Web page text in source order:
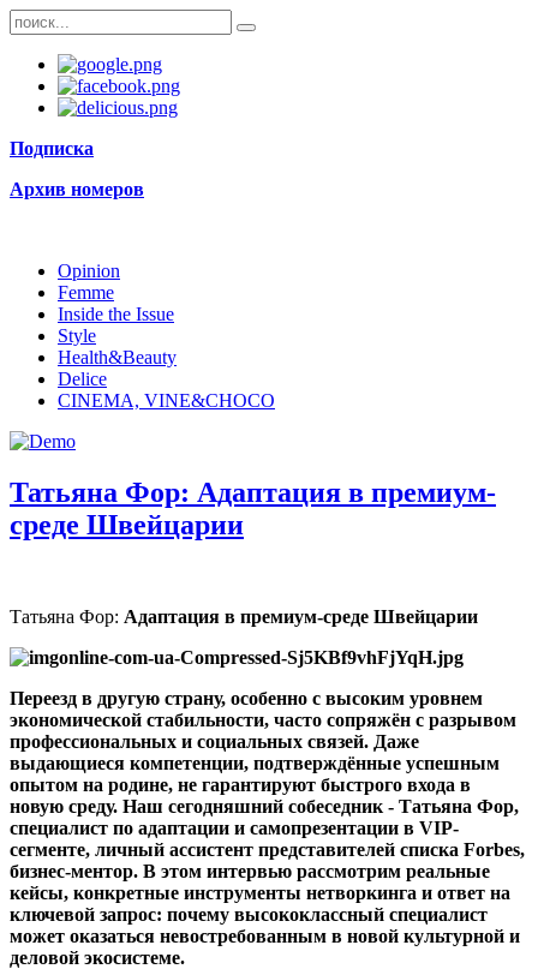
Подписка
Архив номеров
Opinion
Femme
Inside the Issue
Style
Health&Beauty
Delice
CINEMA, VINE&CHOCO
Татьяна Фор: Адаптация в премиум-
среде Швейцарии
Татьяна Фор: Адаптация в премиум-среде Швейцарии
Переезд в другую страну, особенно с высоким уровнем
экономической стабильности, часто сопряжён с разрывом
профессиональных и социальных связей. Даже
выдающиеся компетенции, подтверждённые успешным
опытом на родине, не гарантируют быстрого входа в
новую среду. Наш сегодняшний собеседник - Татьяна Фор,
специалист по адаптации и самопрезентации в VIP-
сегменте, личный ассистент представителей списка Forbes,
бизнес-ментор. В этом интервью рассмотрим реальные
кейсы, конкретные инструменты нетворкинга и ответ на
ключевой запрос: почему высококлассный специалист
может оказаться невостребованным в новой культурной и
деловой экосистеме.